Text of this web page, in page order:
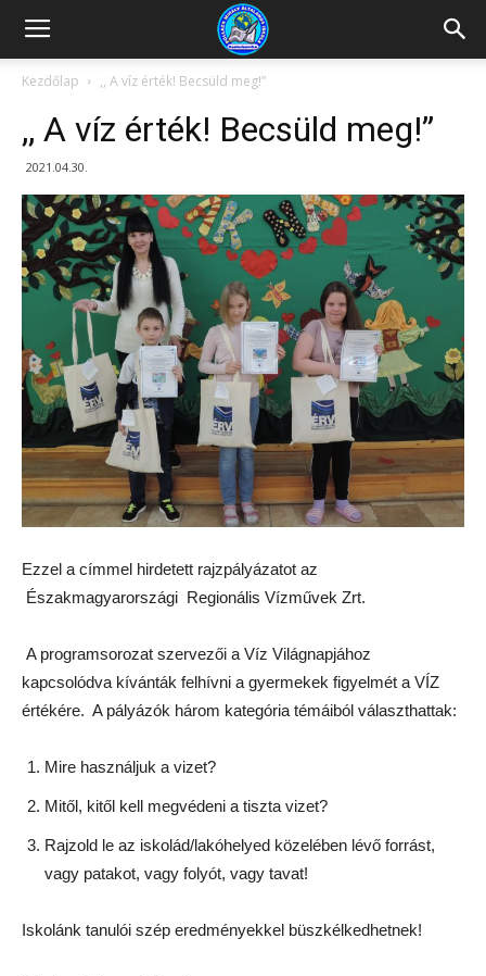
Kazincbarcikai
Pollack
Mihály
Általános
Iskola
Kezdőlap ,, A víz érték! Becsüld meg!”
,, A víz érték! Becsüld meg!”
2021.04.30.
Ezzel a címmel hirdetett rajzpályázatot az
Északmagyarországi Regionális Vízművek Zrt.
A programsorozat szervezői a Víz Világnapjához
kapcsolódva kívánták felhívni a gyermekek figyelmét a VÍZ
értékére. A pályázók három kategória témáiból választhattak:
Mire használjuk a vizet?
Mitől, kitől kell megvédeni a tiszta vizet?
Rajzold le az iskolád/lakóhelyed közelében lévő forrást,
vagy patakot, vagy folyót, vagy tavat!
Iskolánk tanulói szép eredményekkel büszkélkedhetnek!